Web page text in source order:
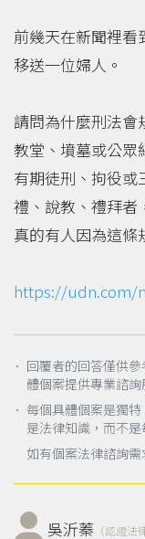
前幾天在新聞裡看
移送一位婦人。
請問為什麼刑法會
教堂、墳墓或公眾
有期徒刑、拘役或
禮、說教、禮拜者
真的有人因為這條
https://udn.com/
． 回覆者的回答僅供
體個案提供專業諮
． 每個具體個案是獨
是法律知識，而不
如有個案法律諮詢
吳沂蓁 （認證法